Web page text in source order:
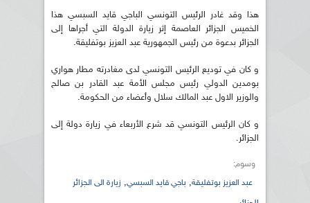
هذا وقد غادر الرئيس التونسي الباجي قايد السبسي هذا
الخميس الجزائر العاصمة إثر زيارة الدولة التي أجراها إلى
الجزائر بدعوة من رئيس الجمهورية عبد العزيز بوتفليقة.
و كان في توديع الرئيس التونسي لدى مغادرته مطار هواري
بومدين الدولي رئيس مجلس الأمة عبد القادر بن صالح
والوزير الاول عبد المالك سلال وأعضاء من الحكومة.
و كان الرئيس التونسي قد شرع الأربعاء في زيارة دولة إلى
الجزائر.
وسوم:
عبد العزيز بوتفليقة, باجي قايد السبسي, زيارة الى الجزائر